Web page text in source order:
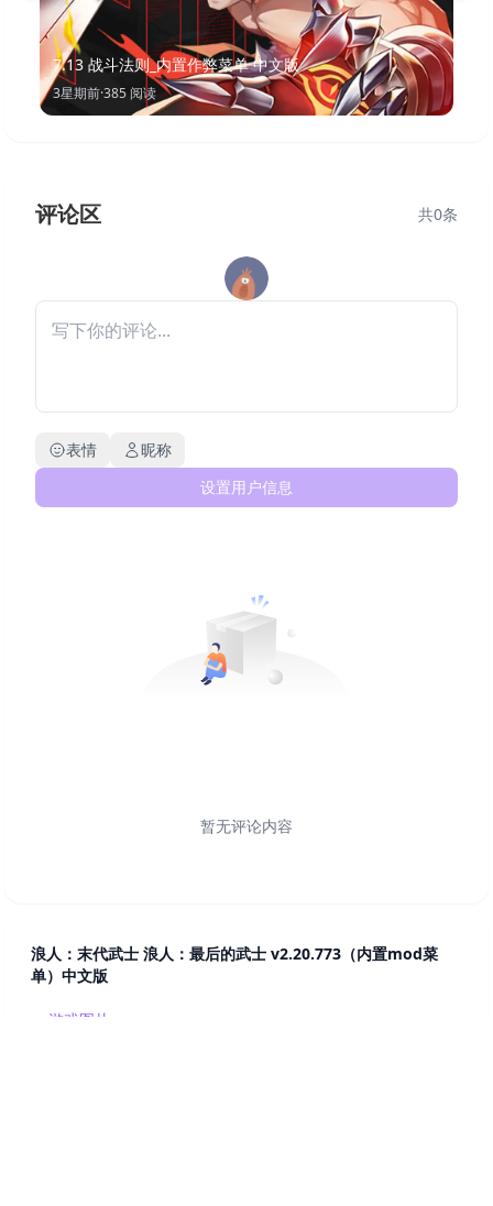
7.13 战斗法则_内置作弊菜单 中文版
3星期前·385 阅读
评论区 共0条
表情
昵称
设置用户信息
暂无评论内容
浪人：末代武士 浪人：最后的武士 v2.20.773（内置mod菜
单）中文版
游戏图片